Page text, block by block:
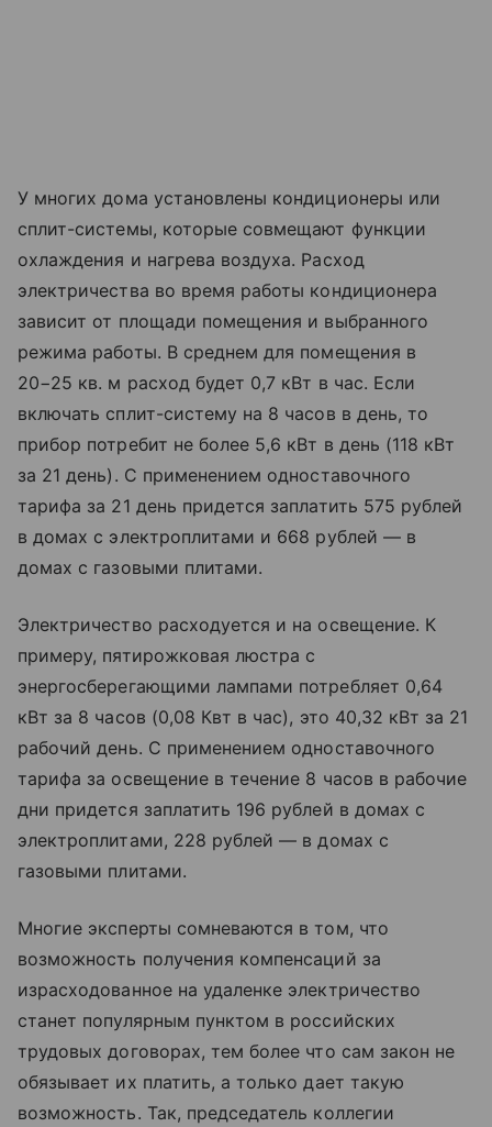
У многих дома установлены кондиционеры или
сплит-системы, которые совмещают функции
охлаждения и нагрева воздуха. Расход
электричества во время работы кондиционера
зависит от площади помещения и выбранного
режима работы. В среднем для помещения в
20−25 кв. м расход будет 0,7 кВт в час. Если
включать сплит-систему на 8 часов в день, то
прибор потребит не более 5,6 кВт в день (118 кВт
за 21 день). С применением одноставочного
тарифа за 21 день придется заплатить 575 рублей
в домах с электроплитами и 668 рублей — в
домах с газовыми плитами.
Электричество расходуется и на освещение. К
примеру, пятирожковая люстра с
энергосберегающими лампами потребляет 0,64
кВт за 8 часов (0,08 Квт в час), это 40,32 кВт за 21
рабочий день. С применением одноставочного
тарифа за освещение в течение 8 часов в рабочие
дни придется заплатить 196 рублей в домах с
электроплитами, 228 рублей — в домах с
газовыми плитами.
Многие эксперты сомневаются в том, что
возможность получения компенсаций за
израсходованное на удаленке электричество
станет популярным пунктом в российских
трудовых договорах, тем более что сам закон не
обязывает их платить, а только дает такую
возможность. Так, председатель коллегии